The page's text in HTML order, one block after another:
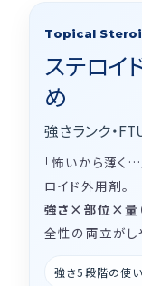
Topical
ステロイ
め
強さランク・
「怖いから薄く…
ロイド外用剤。
強さ×部位×量
全性の両立がし
強さ5段階の使